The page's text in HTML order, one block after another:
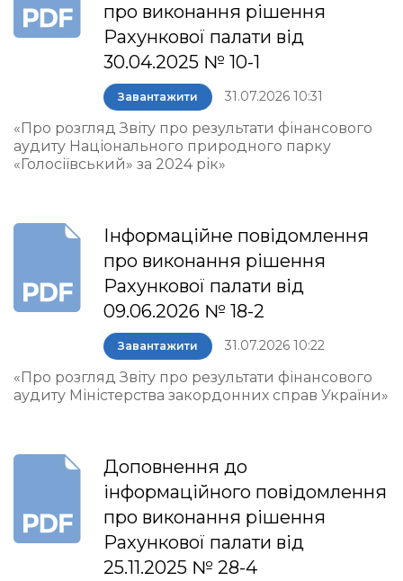
про виконання рішення
Рахункової палати від
30.04.2025 № 10-1
Завантажити 31.07.2026 10:31
«Про розгляд Звіту про результати фінансового
аудиту Національного природного парку
«Голосіївський» за 2024 рік»
Інформаційне повідомлення
про виконання рішення
Рахункової палати від
09.06.2026 № 18-2
Завантажити 31.07.2026 10:22
«Про розгляд Звіту про результати фінансового
аудиту Міністерства закордонних справ України»
Доповнення до
інформаційного повідомлення
про виконання рішення
Рахункової палати від
25.11.2025 № 28-4